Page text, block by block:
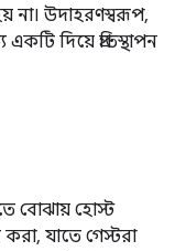
না। উদাহরণস্বরূপ,
দিয়ে প্রতিস্থাপন
বোঝায় হোস্ট
যাতে গেস্টরা